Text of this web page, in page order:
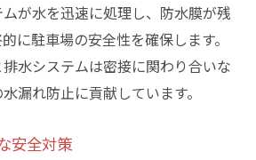
が水を迅速に処理し、防水膜が残
に駐車場の安全性を確保します。
水システムは密接に関わり合いな
漏れ防止に貢献しています。
安全対策